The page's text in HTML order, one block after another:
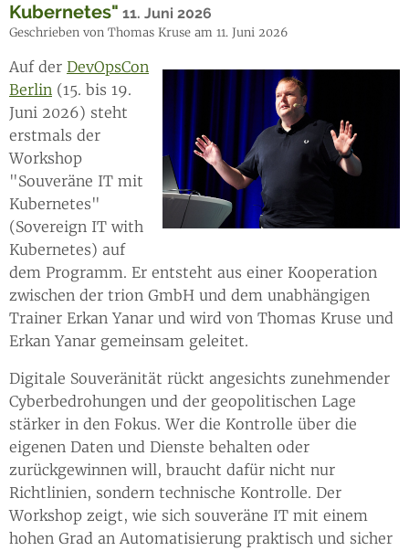
Kubernetes" 11. Juni 2026
Geschrieben von Thomas Kruse am 11. Juni 2026
Auf der DevOpsCon
Berlin (15. bis 19.
Juni 2026) steht
erstmals der
Workshop
"Souveräne IT mit
Kubernetes"
(Sovereign IT with
Kubernetes) auf
dem Programm. Er entsteht aus einer Kooperation
zwischen der trion GmbH und dem unabhängigen
Trainer Erkan Yanar und wird von Thomas Kruse und
Erkan Yanar gemeinsam geleitet.
Digitale Souveränität rückt angesichts zunehmender
Cyberbedrohungen und der geopolitischen Lage
stärker in den Fokus. Wer die Kontrolle über die
eigenen Daten und Dienste behalten oder
zurückgewinnen will, braucht dafür nicht nur
Richtlinien, sondern technische Kontrolle. Der
Workshop zeigt, wie sich souveräne IT mit einem
hohen Grad an Automatisierung praktisch und sicher